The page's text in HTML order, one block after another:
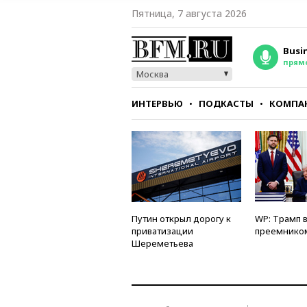
Пятница, 7 августа 2026
Москва
ИНТЕРВЬЮ ПОДКАСТЫ
СТИЛЬ ТЕСТЫ
Путин открыл дорогу к
приватизации
Шереметьева
WP: Трамп